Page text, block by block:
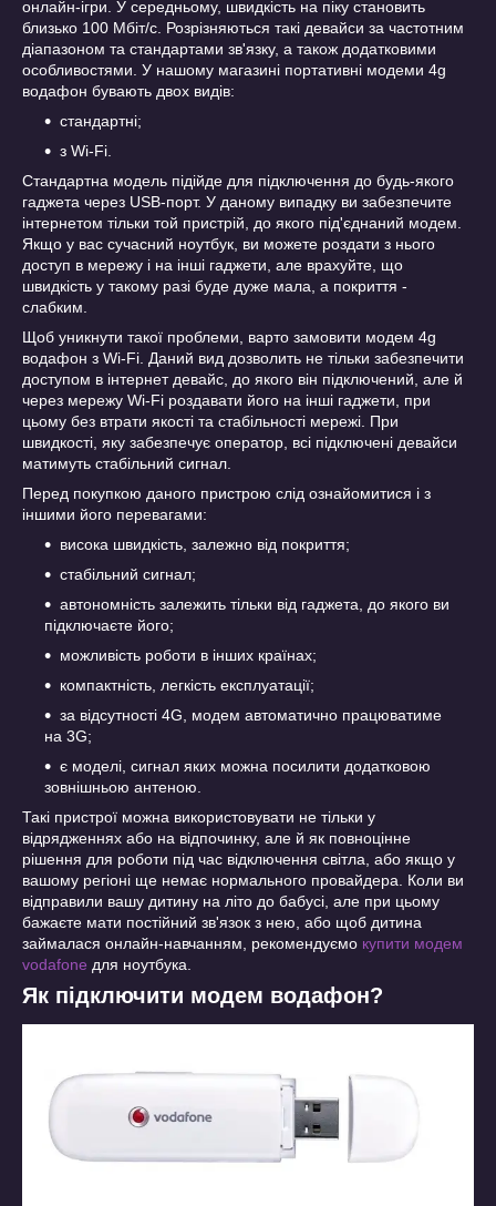
онлайн-ігри. У середньому, швидкість на піку становить
близько 100 Мбіт/с. Розрізняються такі девайси за частотним
діапазоном та стандартами зв'язку, а також додатковими
особливостями. У нашому магазині портативні модеми 4g
водафон бувають двох видів:
стандартні;
з Wi-Fi.
Стандартна модель підійде для підключення до будь-якого
гаджета через USB-порт. У даному випадку ви забезпечите
інтернетом тільки той пристрій, до якого під'єднаний модем.
Якщо у вас сучасний ноутбук, ви можете роздати з нього
доступ в мережу і на інші гаджети, але врахуйте, що
швидкість у такому разі буде дуже мала, а покриття -
слабким.
Щоб уникнути такої проблеми, варто замовити модем 4g
водафон з Wi-Fi. Даний вид дозволить не тільки забезпечити
доступом в інтернет девайс, до якого він підключений, але й
через мережу Wi-Fi роздавати його на інші гаджети, при
цьому без втрати якості та стабільності мережі. При
швидкості, яку забезпечує оператор, всі підключені девайси
матимуть стабільний сигнал.
Перед покупкою даного пристрою слід ознайомитися і з
іншими його перевагами:
висока швидкість, залежно від покриття;
стабільний сигнал;
автономність залежить тільки від гаджета, до якого ви
підключаєте його;
можливість роботи в інших країнах;
компактність, легкість експлуатації;
за відсутності 4G, модем автоматично працюватиме
на 3G;
є моделі, сигнал яких можна посилити додатковою
зовнішньою антеною.
Такі пристрої можна використовувати не тільки у
відрядженнях або на відпочинку, але й як повноцінне
рішення для роботи під час відключення світла, або якщо у
вашому регіоні ще немає нормального провайдера. Коли ви
відправили вашу дитину на літо до бабусі, але при цьому
бажаєте мати постійний зв'язок з нею, або щоб дитина
займалася онлайн-навчанням, рекомендуємо купити модем
vodafone для ноутбука.
Як підключити модем водафон?